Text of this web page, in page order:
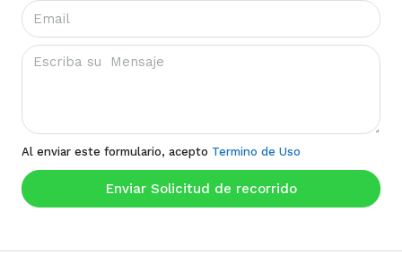
Al enviar este formulario, acepto Termino de Uso
Enviar Solicitud de recorrido